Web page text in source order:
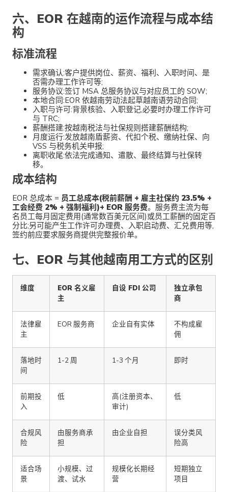
六、EOR 在越南的运作流程与成本结
构
标准流程
需求确认:客户提供岗位、薪资、福利、入职时间、是
否需办理工作许可等;
服务协议:签订 MSA 总服务协议与对应员工的 SOW;
本地合同:EOR 依越南劳动法起草越南语劳动合同;
入职与许可:背景核验、入职登记,必要时办理工作许可
与 TRC;
薪酬搭建:按越南税法与社保规则搭建薪酬结构;
月度运行:发放越南盾薪资、代扣个税、缴纳社保、向
VSS 与税务机关申报;
离职收尾:依法完成通知、遣散、最终结算与社保转
移。
成本结构
EOR 总成本 = 员工总成本(税前薪酬 + 雇主社保约 23.5% +
工会经费 2% + 强制福利)+ EOR 服务费。服务费主流为每
名员工每月固定费用(通常数百美元区间)或员工薪酬的固定百
分比;另可能产生工作许可办理费、入职启动费、汇兑费用等,
签约前应要求服务商提供完整报价单。
七、EOR 与其他越南用工方式的区别
维度
EOR 名义雇
主
自设 FDI 公司
独立承包
商
法律雇
主
EOR 服务商 企业自有实体
不构成雇
佣
落地时
间
1-2 周 1-3 个月 即时
前期投
入
低
高(注册资本、
审计)
低
合规风
险
由服务商承
担
由企业自担
误分类风
险高
适合场
景
小规模、过
渡、试水
规模化长期经
营
短期独立
项目